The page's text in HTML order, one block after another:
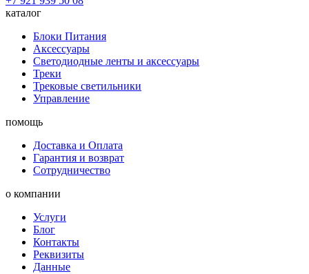
каталог
Блоки Питания
Аксессуары
Светодиодные ленты и аксессуары
Треки
Трековые светильники
Управление
помощь
Доставка и Оплата
Гарантия и возврат
Сотрудничество
о компании
Услуги
Блог
Контакты
Реквизиты
Данные